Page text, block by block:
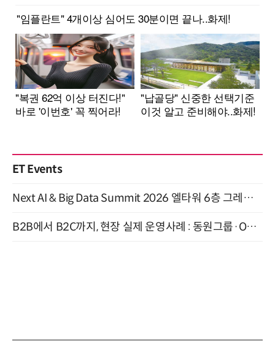
ET Events
Next AI & Big Data Summit 2026 엘타워 6층 그레이스홀 개최 (9/18)
B2B에서 B2C까지, 현장 실제 운영사례 : 동원그룹·OCI·다이닝브랜즈그룹·당근 (8/27)